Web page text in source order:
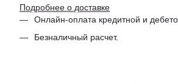
Подробнее о доставке
Онлайн-оплата кредитной и
Безналичный расчет.